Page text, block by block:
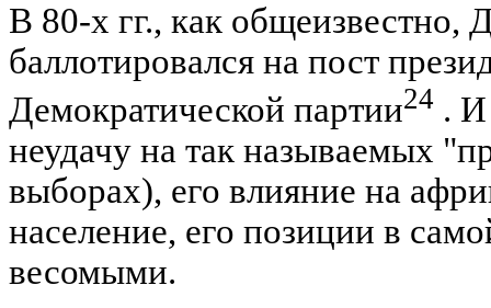
В 80-х гг., как
баллотировался на пост
Демократической партии24 . И
неудачу на так называемых
выборах), его влияние на
население, его позиции в
весомыми.